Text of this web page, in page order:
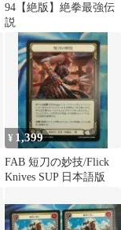
94【絶版】絶拳最強伝
説
¥ 1,399
FAB 短刀の妙技/Flick
Knives SUP 日本語版